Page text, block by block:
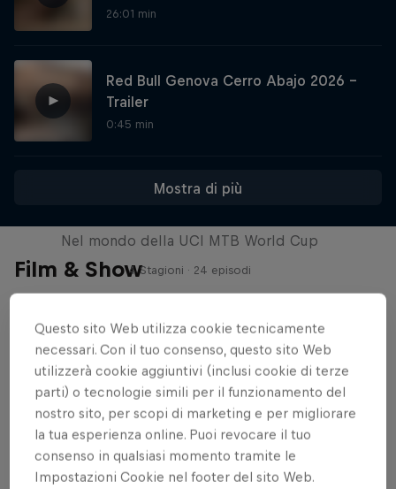
26:01 min
Red Bull Genova Cerro Abajo 2026 -
Trailer
0:45 min
Mostra di più
Film & Show
Nel mondo della UCI MTB World Cup
4 Stagioni · 24 episodi
Eventi
Questo sito Web utilizza cookie tecnicamente
necessari. Con il tuo consenso, questo sito Web
utilizzerà cookie aggiuntivi (inclusi cookie di terze
parti) o tecnologie simili per il funzionamento del
nostro sito, per scopi di marketing e per migliorare
la tua esperienza online. Puoi revocare il tuo
consenso in qualsiasi momento tramite le
Impostazioni Cookie nel footer del sito Web.